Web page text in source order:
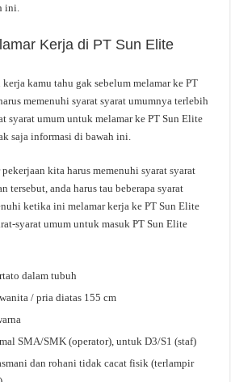
ini.
Kerja di PT Sun Elite
kamu tahu gak sebelum melamar ke PT
memenuhi syarat syarat umumnya terlebih
syarat umum untuk melamar ke PT Sun Elite
saja informasi di bawah ini.
kita harus memenuhi syarat syarat
tersebut, anda harus tau beberapa syarat
ketika ini melamar kerja ke PT Sun Elite
syarat umum untuk masuk PT Sun Elite
dalam tubuh
/ pria diatas 155 cm
SMA/SMK (operator), untuk D3/S1 (staf)
dan rohani tidak cacat fisik (terlampir